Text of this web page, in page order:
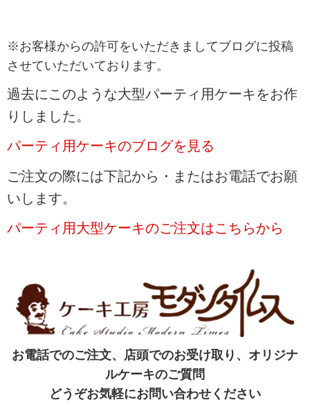
※お客様からの許可をいただきましてブログに投稿
させていただいております。
過去にこのような大型パーティ用ケーキをお作
りしました。
パーティ用ケーキのブログを見る
ご注文の際には下記から・またはお電話でお願
いします。
パーティ用大型ケーキのご注文はこちらから
お電話でのご注文、店頭でのお受け取り、オリジナ
ルケーキのご質問
どうぞお気軽にお問い合わせください